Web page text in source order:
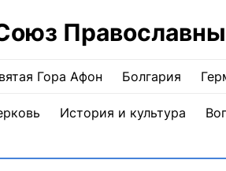
Гора Афон Болгария
История и культура